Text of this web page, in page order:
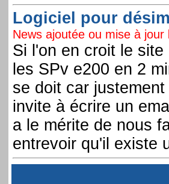
Logiciel pour
News ajoutée ou mise à
Si l'on en croit le site
les SPv e200 en 2
se doit car
invite à écrire un
a le mérite de nous
entrevoir qu'il existe